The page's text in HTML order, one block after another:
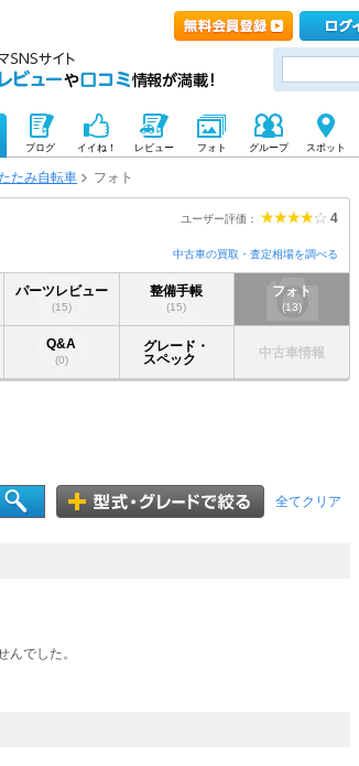
ブログ イイね！ レビュー フォト グループ スポット
たみ自転車 フォト
ユーザー評価： 4
中古車の買取・査定相場を調べる
パーツレビュー
(15)
整備手帳
(15)
フォト
(13)
Q&A
(0)
グレード・
スペック
中古車情報
全てクリア
んでした。